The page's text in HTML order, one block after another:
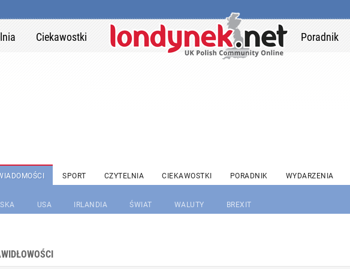
Ciekawostki Poradnik
SPORT CZYTELNIA CIEKAWOSTKI PORADNIK WYDARZENIA
USA IRLANDIA ŚWIAT WALUTY BREXIT